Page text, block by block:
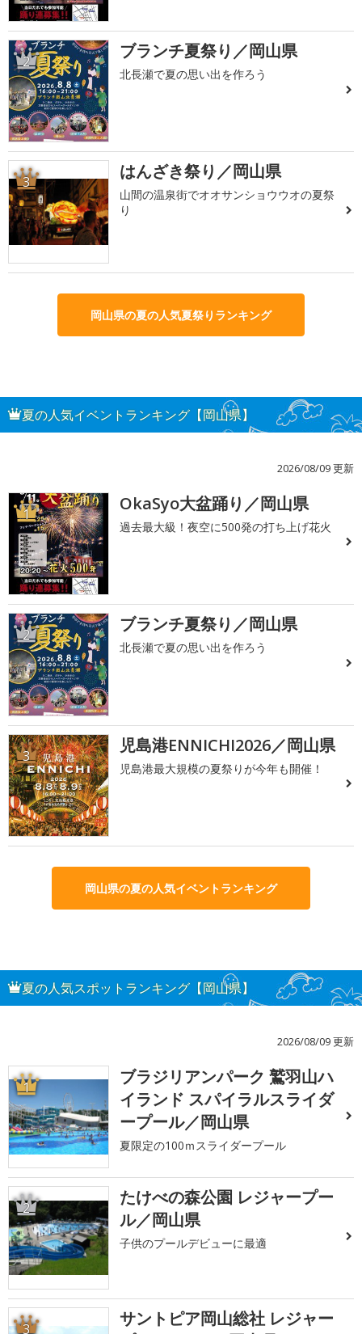
2 ブランチ夏祭り／岡山県
北長瀬で夏の思い出を作ろう
3 はんざき祭り／岡山県
山間の温泉街でオオサンショウウオの夏祭
り
岡山県の夏の人気夏祭りランキング
夏の人気イベントランキング【岡山県】
2026/08/09 更新
1 OkaSyo大盆踊り／岡山県
過去最大級！夜空に500発の打ち上げ花火
2 ブランチ夏祭り／岡山県
北長瀬で夏の思い出を作ろう
3 児島港ENNICHI2026／岡山県
児島港最大規模の夏祭りが今年も開催！
岡山県の夏の人気イベントランキング
夏の人気スポットランキング【岡山県】
2026/08/09 更新
1
ブラジリアンパーク 鷲羽山ハ
イランド スパイラルスライダ
ープール／岡山県
夏限定の100ｍスライダープール
2
たけべの森公園 レジャープー
ル／岡山県
子供のプールデビューに最適
3
サントピア岡山総社 レジャー